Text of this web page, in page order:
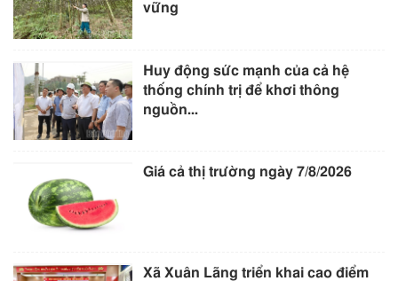
vững
Huy động sức mạnh của cả hệ
thống chính trị để khơi thông
nguồn...
Giá cả thị trường ngày 7/8/2026
Xã Xuân Lãng triển khai cao điểm